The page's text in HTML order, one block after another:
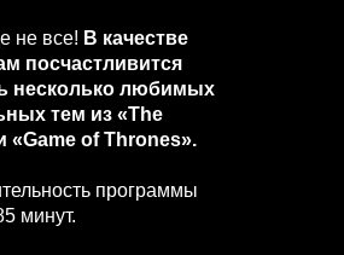
не все! В качестве
посчастливится
несколько любимых
тем из «The
«Game of Thrones».
программы
минут.